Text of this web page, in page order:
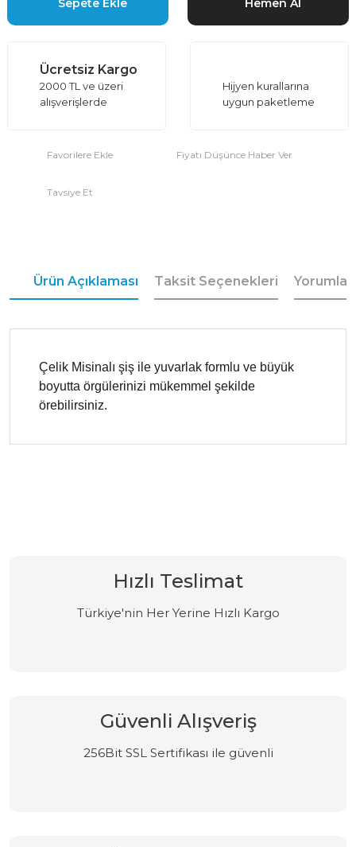
Sepete Ekle Hemen Al
Ücretsiz Kargo
2000 TL ve üzeri
alışverişlerde
Hijyen kurallarına
uygun paketleme
Fiyatı Düşünce Haber Ver
Tavsiye Et
Ürün Açıklaması Taksit Seçenekleri Yorumlar
Çelik Misinalı şiş ile yuvarlak formlu ve büyük
boyutta örgülerinizi mükemmel şekilde
örebilirsiniz.
Hızlı Teslimat
Türkiye'nin Her Yerine Hızlı Kargo
Güvenli Alışveriş
256Bit SSL Sertifikası ile güvenli